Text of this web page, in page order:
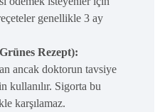
genellikle 3 ay
Rezept):
ancak doktorun tavsiye
kullanılır. Sigorta bu
karşılamaz.